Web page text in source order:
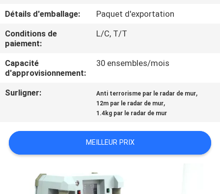
CONTRÔLE
DE
QUALITÉ
CONTACTEZ-
NOUS
DEMANDEZ
Détails d'emballage:
Paquet d'exportation
Conditions de
paiement:
L/C, T/T
Capacité
d'approvisionnement:
30 ensembles/mois
Surligner: Anti terrorisme par le radar de mur,
12m par le radar de mur,
1.4kg par le radar de mur
MEILLEUR PRIX